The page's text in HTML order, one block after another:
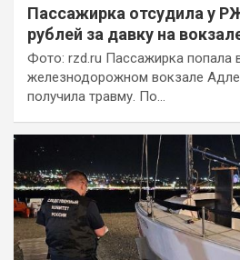
Пассажирка отсудила у
рублей за давку на
Фото: rzd.ru Пассажирка попала
железнодорожном вокзале
получила травму. По…